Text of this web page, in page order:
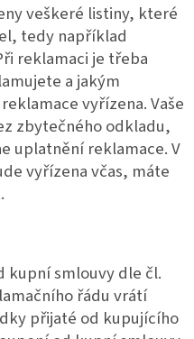
veškeré listiny, které
tedy například
reklamaci je třeba
a jakým
vyřízena. Vaše
zbytečného odkladu,
uplatnění reklamace. V
vyřízena včas, máte
kupní smlouvy dle čl.
řádu vrátí
přijaté od kupujícího